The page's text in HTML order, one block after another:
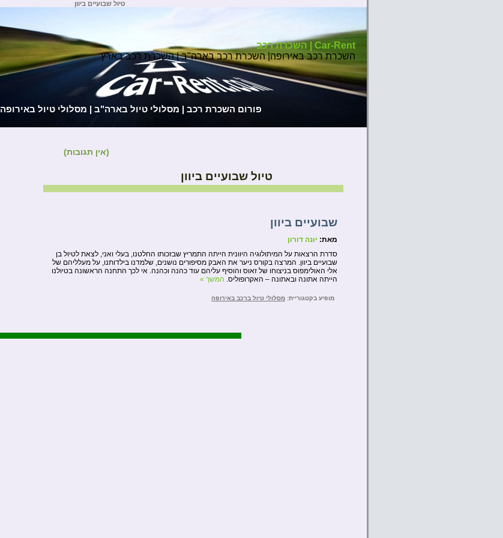
טיול שבועיים ביוון
Car-Rent | השכרת רכב
השכרת רכב באירופה| השכרת רכב בארה"ב | השכרת רכב בארץ
מסלולי טיול באירופה מסלולי טיול בארה"ב | פורום השכרת רכב |
(אין תגובות)
טיול שבועיים ביוון
שבועיים ביוון
מאת: יונה דורון
סדרת הרצאות על המיתולוגיה היוונית הייתה התמריץ שבזכותו החלטנו, בעלי ואני, לצאת לטיול בן
שבועיים ביוון. המרצה בקורס ניער את האבק מסיפורים נושנים, שלמדנו בילדותנו, על מעלליהם של
אלי האולימפוס בניצוחו של זאוס והוסיף עליהם עוד כהנה וכהנה. אי לכך התחנה הראשונה בטיולנו
הייתה אתונה ובאתונה – האקרופוליס. המשך »
מופיע בקטגוריית: מסלולי טיול ברכב באירופה